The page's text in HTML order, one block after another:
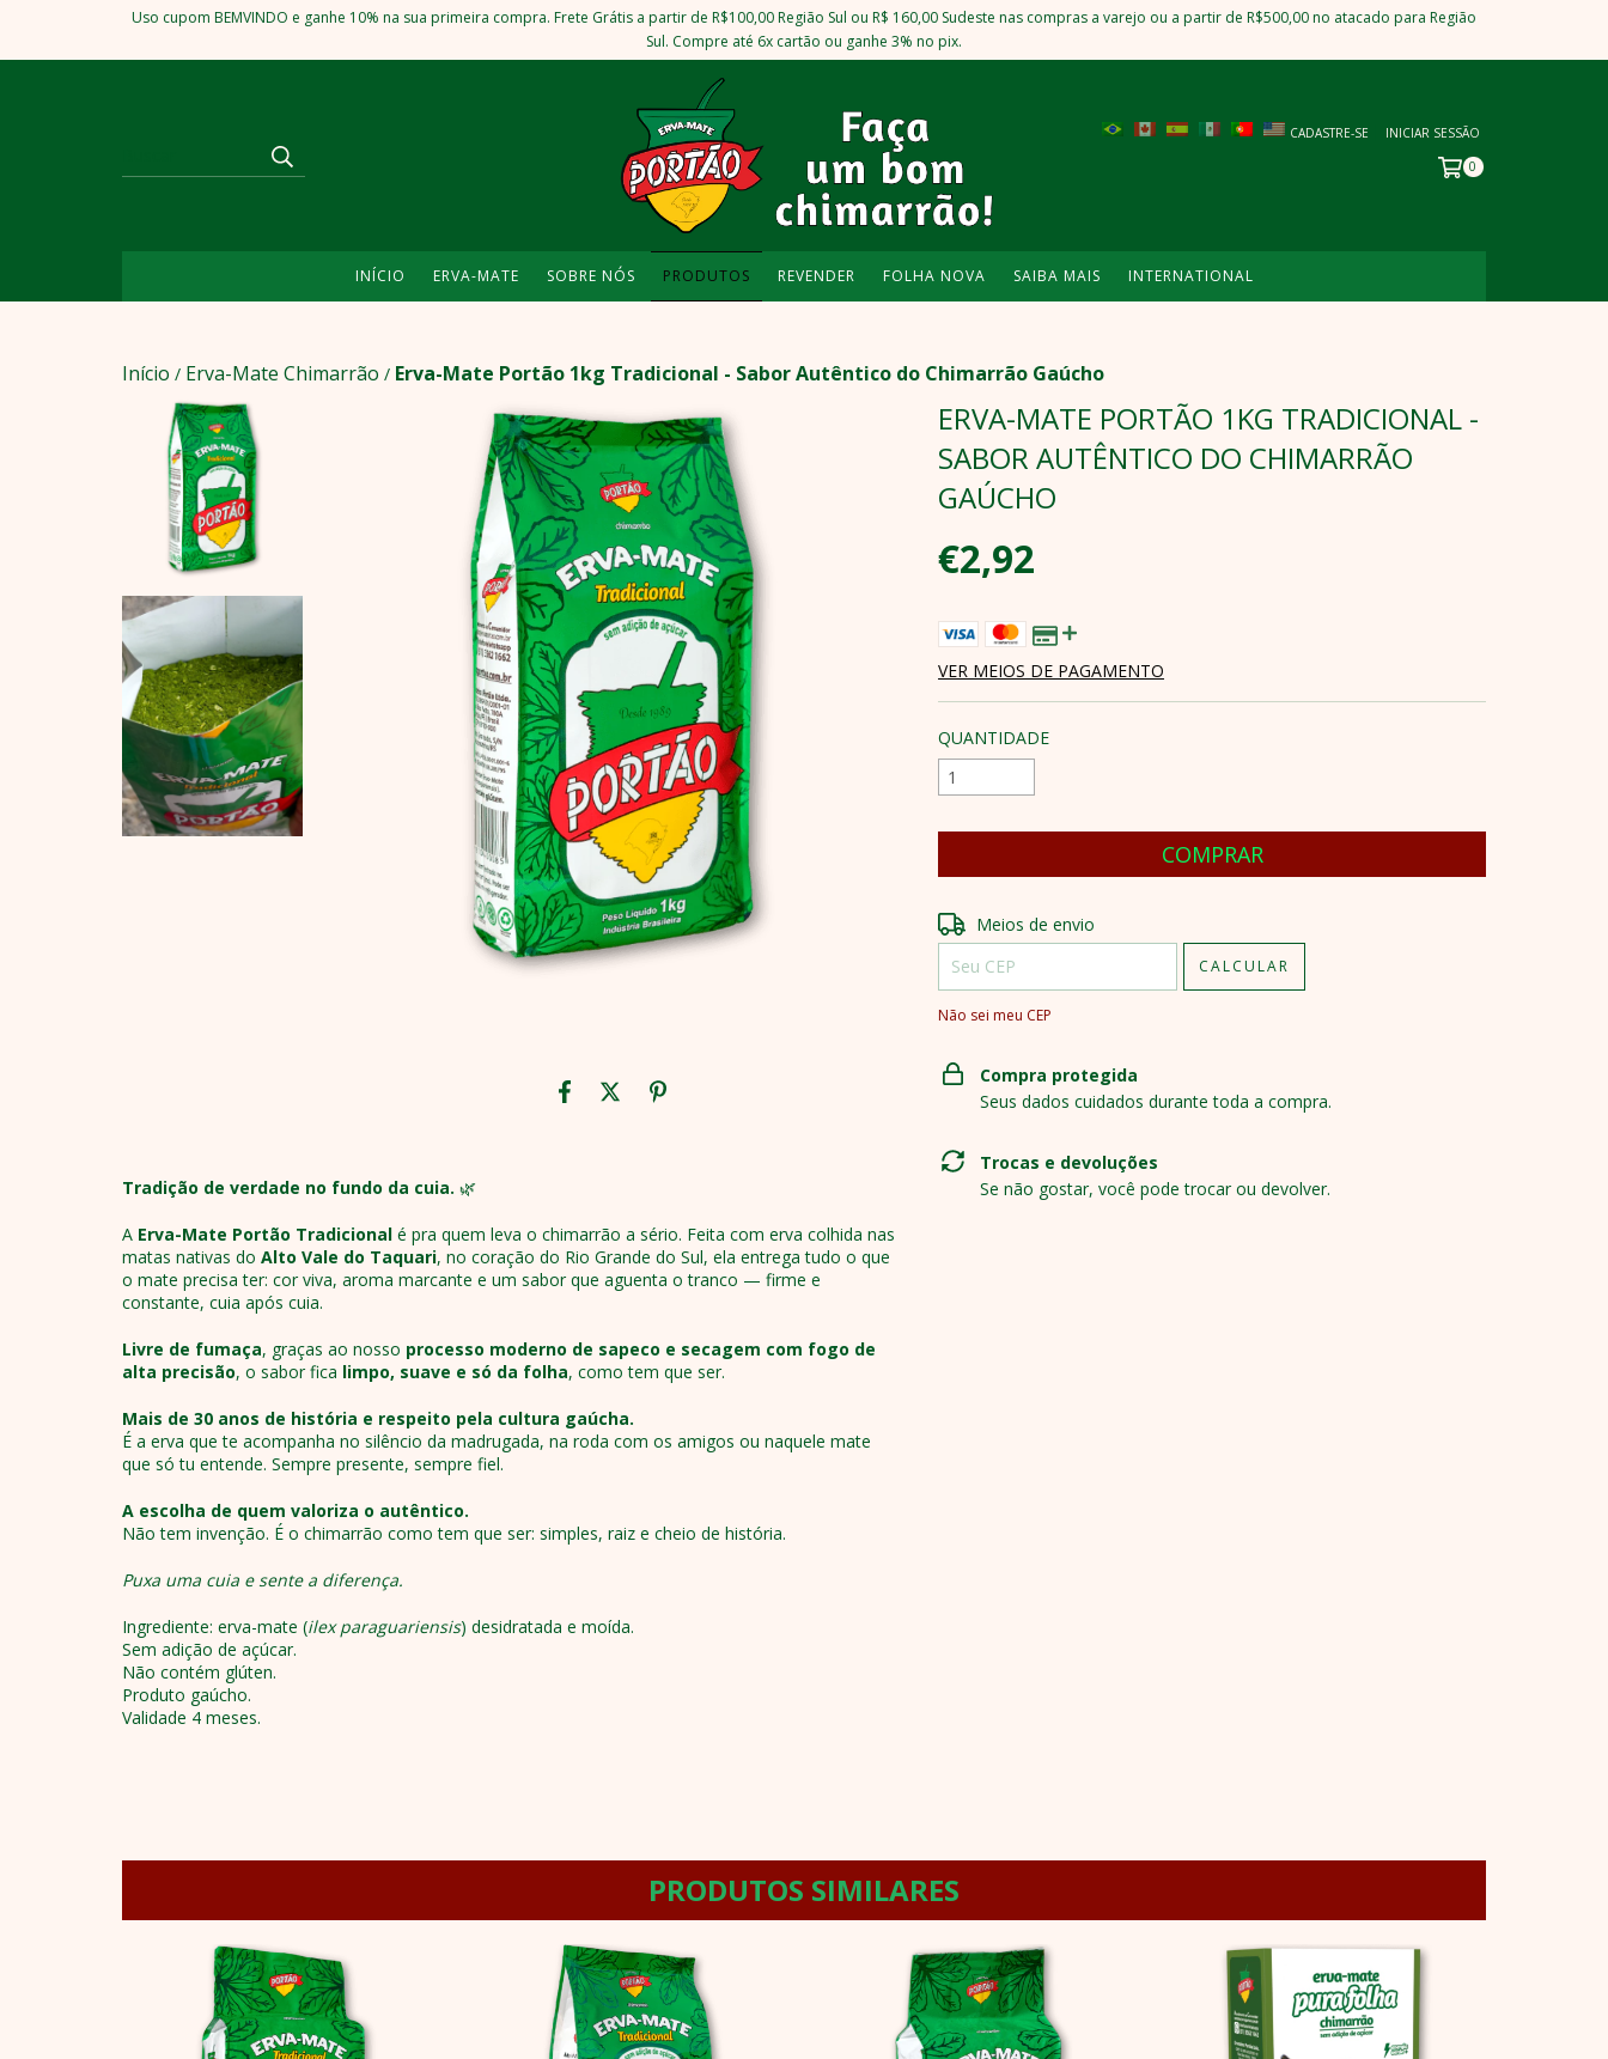
Uso cupom BEMVINDO e ganhe 10% na sua primeira compra. Frete Grátis a partir de R$100,00 Região Sul ou R$ 160,00 Sudeste nas compras a varejo ou a partir de R$500,00 no atacado para Região
Sul. Compre até 6x cartão ou ganhe 3% no pix.
CADASTRE-SE
INICIAR SESSÃO
0
INÍCIO ERVA-MATE SOBRE NÓS PRODUTOS REVENDER FOLHA NOVA SAIBA MAIS INTERNATIONAL
Início / Erva-Mate Chimarrão / Erva-Mate Portão 1kg Tradicional - Sabor Autêntico do Chimarrão Gaúcho
Tradição de verdade no fundo da cuia. 🌿
A Erva-Mate Portão Tradicional é pra quem leva o chimarrão a sério. Feita com erva colhida nas
matas nativas do Alto Vale do Taquari, no coração do Rio Grande do Sul, ela entrega tudo o que
o mate precisa ter: cor viva, aroma marcante e um sabor que aguenta o tranco — firme e
constante, cuia após cuia.
Livre de fumaça, graças ao nosso processo moderno de sapeco e secagem com fogo de
alta precisão, o sabor fica limpo, suave e só da folha, como tem que ser.
Mais de 30 anos de história e respeito pela cultura gaúcha.
É a erva que te acompanha no silêncio da madrugada, na roda com os amigos ou naquele mate
que só tu entende. Sempre presente, sempre fiel.
A escolha de quem valoriza o autêntico.
Não tem invenção. É o chimarrão como tem que ser: simples, raiz e cheio de história.
Puxa uma cuia e sente a diferença.
Ingrediente: erva-mate (ilex paraguariensis) desidratada e moída.
Sem adição de açúcar.
Não contém glúten.
Produto gaúcho.
Validade 4 meses.
ERVA-MATE PORTÃO 1KG TRADICIONAL -
SABOR AUTÊNTICO DO CHIMARRÃO
GAÚCHO
€2,92
VER MEIOS DE PAGAMENTO
QUANTIDADE
Entregas para o CEP:
Meios de envio
CALCULAR
Não sei meu CEP
Compra protegida
Seus dados cuidados durante toda a compra.
Trocas e devoluções
Se não gostar, você pode trocar ou devolver.
PRODUTOS SIMILARES